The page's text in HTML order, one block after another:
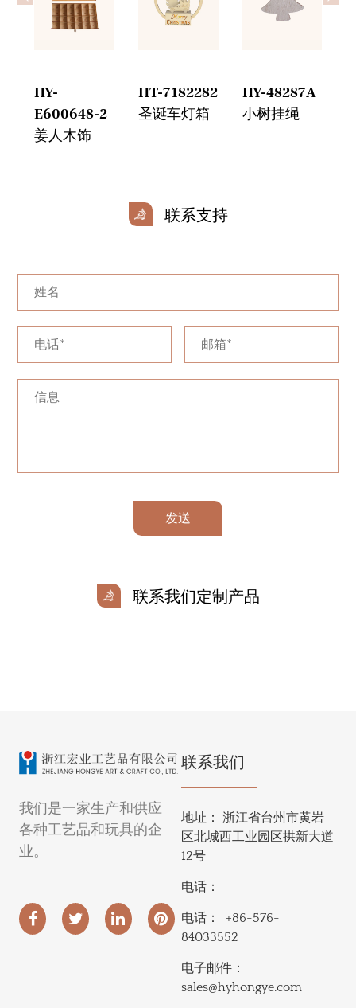
HY-
E600648-2
姜人木饰
HT-7182282
圣诞车灯箱
HY-48287A
小树挂绳
联系支持
发送
联系我们定制产品
我们是一家生产和供应
各种工艺品和玩具的企
业。
联系我们
地址：浙江省台州市黄岩
区北城西工业园区拱新大道
12号
电话：
电话：
+86-576-
84033552
电子邮件：
sales@hyhongye.com